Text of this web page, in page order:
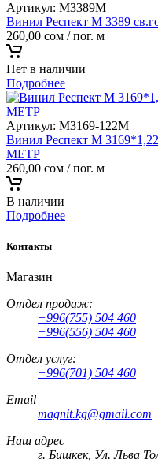
Артикул: M3389M
Винил Респект M 3389
260,00 сом / пог. м
Нет в наличии
Подробнее
Артикул: M3169-122M
Винил Респект M
МЕТР
260,00 сом / пог. м
В наличии
Подробнее
Контакты
Магазин
Отдел продаж:
+996(755) 504 460
+996(556) 504 460
Отдел услуг:
+996(701) 504 460
Email
magnit.kg@gmail.com
Наш адрес
г. Бишкек, Ул. Льва